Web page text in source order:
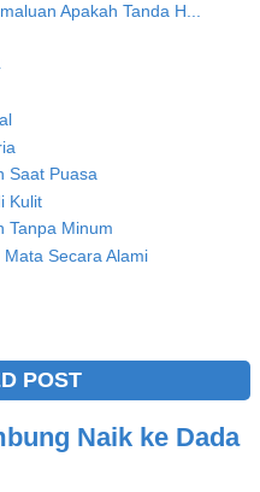
Apakah Tanda H...
Saat Puasa
Kulit
Tanpa Minum
Secara Alami
POST
Naik ke Dada